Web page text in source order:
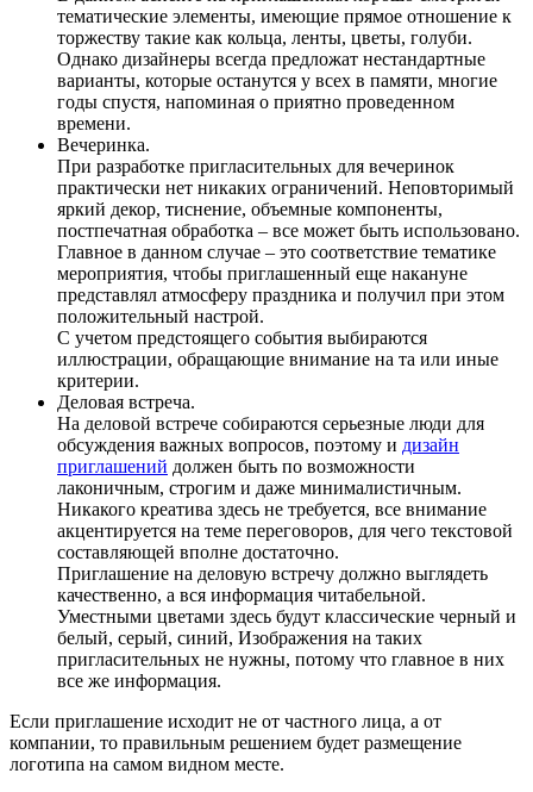
тематические элементы, имеющие прямое отношение к
торжеству такие как кольца, ленты, цветы, голуби.
Однако дизайнеры всегда предложат нестандартные
варианты, которые останутся у всех в памяти, многие
годы спустя, напоминая о приятно проведенном
времени.
Вечеринка.
При разработке пригласительных для вечеринок
практически нет никаких ограничений. Неповторимый
яркий декор, тиснение, объемные компоненты,
постпечатная обработка – все может быть использовано.
Главное в данном случае – это соответствие тематике
мероприятия, чтобы приглашенный еще накануне
представлял атмосферу праздника и получил при этом
положительный настрой.
С учетом предстоящего события выбираются
иллюстрации, обращающие внимание на та или иные
критерии.
Деловая встреча.
На деловой встрече собираются серьезные люди для
обсуждения важных вопросов, поэтому и дизайн
приглашений должен быть по возможности
лаконичным, строгим и даже минималистичным.
Никакого креатива здесь не требуется, все внимание
акцентируется на теме переговоров, для чего текстовой
составляющей вполне достаточно.
Приглашение на деловую встречу должно выглядеть
качественно, а вся информация читабельной.
Уместными цветами здесь будут классические черный и
белый, серый, синий, Изображения на таких
пригласительных не нужны, потому что главное в них
все же информация.
Если приглашение исходит не от частного лица, а от
компании, то правильным решением будет размещение
логотипа на самом видном месте.